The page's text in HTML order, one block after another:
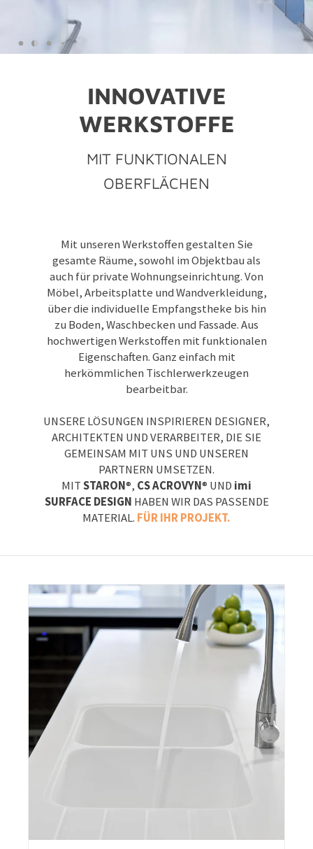
imi-mosaik|sandstein
imi-kalkstein | marmor
INNOVATIVE
WERKSTOFFE
MIT FUNKTIONALEN
OBERFLÄCHEN
Mit unseren Werkstoffen gestalten Sie
gesamte Räume, sowohl im Objektbau als
auch für private Wohnungseinrichtung. Von
Möbel, Arbeitsplatte und Wandverkleidung,
über die individuelle Empfangstheke bis hin
zu Boden, Waschbecken und Fassade. Aus
hochwertigen Werkstoffen mit funktionalen
Eigenschaften. Ganz einfach mit
herkömmlichen Tischlerwerkzeugen
bearbeitbar.
UNSERE LÖSUNGEN INSPIRIEREN DESIGNER,
ARCHITEKTEN UND VERARBEITER, DIE SIE
GEMEINSAM MIT UNS UND UNSEREN
PARTNERN UMSETZEN.
MITSTARON®, CS ACROVYN® UND imi
SURFACE DESIGN HABEN WIR DAS PASSENDE
MATERIAL. FÜR IHR PROJEKT.